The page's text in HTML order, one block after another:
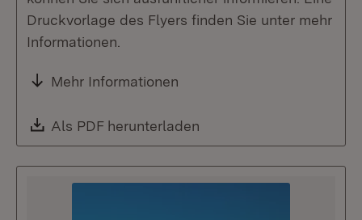
Druckvorlage des Flyers finden Sie unter mehr
Informationen.
Mehr Informationen
Download:
Als PDF herunterladen